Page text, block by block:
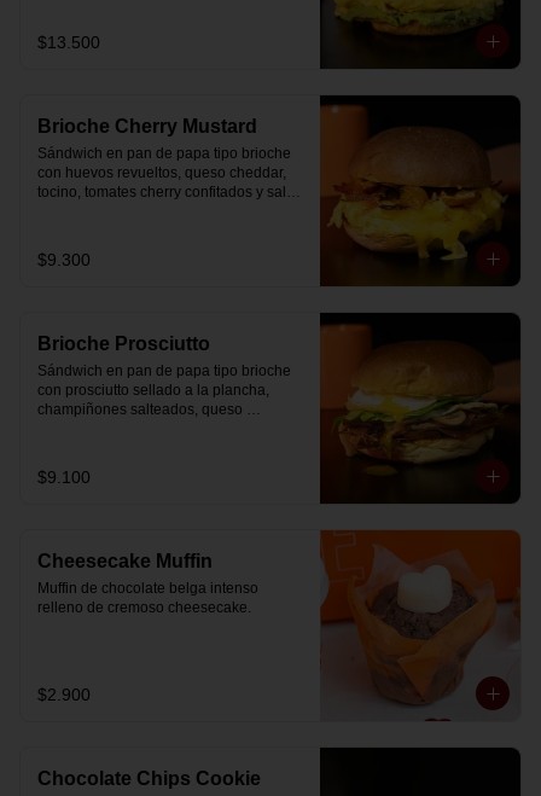
Se envía en bolsa delivery.
$13.500
Brioche Cherry Mustard
Sándwich en pan de papa tipo brioche
con huevos revueltos, queso cheddar,
tocino, tomates cherry confitados y salsa
$9.300
Brioche Prosciutto
Sándwich en pan de papa tipo brioche
con prosciutto sellado a la plancha,
champiñones salteados, queso
$9.100
Cheesecake Muffin
Muffin de chocolate belga intenso
relleno de cremoso cheesecake.
$2.900
Chocolate Chips Cookie